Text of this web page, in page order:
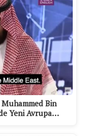
Bin
Yeni Avrupa…